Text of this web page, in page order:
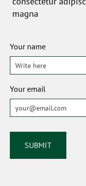
magna
Your name
Your email